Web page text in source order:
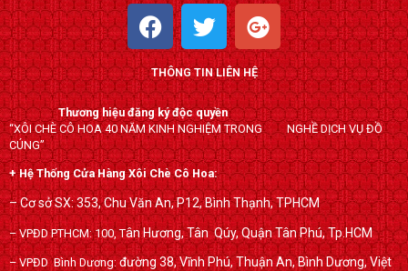
F
a
c
e
b
o
o
k
T
w
i
t
t
e
r
G
o
o
g
l
e
-
p
l
u
s
THÔNG TIN LIÊN HỆ
Thương hiệu đăng ký độc quyền
“XÔI CHÈ CÔ HOA 40 NĂM KINH NGHIỆM TRONG NGHỀ DỊCH VỤ ĐỒ
CÚNG”
+ Hệ Thống Cửa Hàng Xôi Chè Cô Hoa:
– Cơ sở SX: 353, Chu Văn An, P12, Bình Thạnh, TPHCM
– VPĐD PTHCM: 100, Tân Hương, Tân Qúy,Quận Tân Phú, Tp.HCM
– VPĐD Bình Dương:đường 38, Vĩnh Phú, Thuận An, Bình Dương, Việt